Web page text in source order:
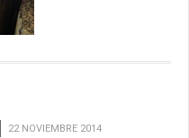
22 NOVIEMBRE 2014